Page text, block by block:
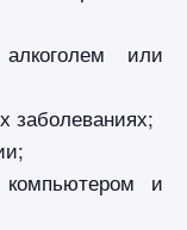
или
заболеваниях;
и